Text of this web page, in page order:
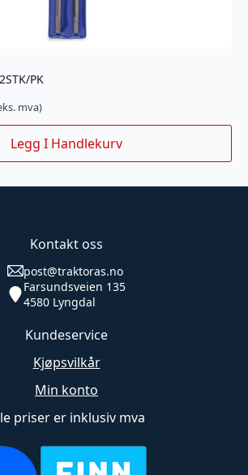
PK
mva)
Legg I Handlekurv
Kontakt oss
post@traktoras.no
Farsundsveien 135
4580 Lyngdal
Kundeservice
Kjøpsvilkår
Min konto
priser er inklusiv mva